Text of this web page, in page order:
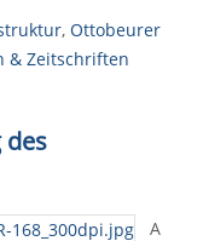
, Ottobeurer
& Zeitschriften
des
A